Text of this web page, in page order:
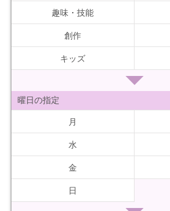
趣味・技能
創作
キッズ
曜日の指定
月
水
金
日